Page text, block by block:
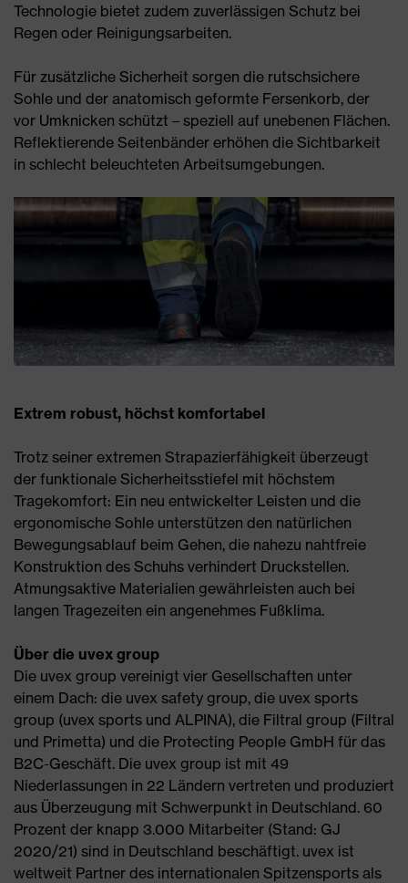
Technologie bietet zudem zuverlässigen Schutz bei
Regen oder Reinigungsarbeiten.
Für zusätzliche Sicherheit sorgen die rutschsichere
Sohle und der anatomisch geformte Fersenkorb, der
vor Umknicken schützt – speziell auf unebenen Flächen.
Reflektierende Seitenbänder erhöhen die Sichtbarkeit
in schlecht beleuchteten Arbeitsumgebungen.
Extrem robust, höchst komfortabel
Trotz seiner extremen Strapazierfähigkeit überzeugt
der funktionale Sicherheitsstiefel mit höchstem
Tragekomfort: Ein neu entwickelter Leisten und die
ergonomische Sohle unterstützen den natürlichen
Bewegungsablauf beim Gehen, die nahezu nahtfreie
Konstruktion des Schuhs verhindert Druckstellen.
Atmungsaktive Materialien gewährleisten auch bei
langen Tragezeiten ein angenehmes Fußklima.
Über die uvex group
Die uvex group vereinigt vier Gesellschaften unter
einem Dach: die uvex safety group, die uvex sports
group (uvex sports und ALPINA), die Filtral group (Filtral
und Primetta) und die Protecting People GmbH für das
B2C-Geschäft. Die uvex group ist mit 49
Niederlassungen in 22 Ländern vertreten und produziert
aus Überzeugung mit Schwerpunkt in Deutschland. 60
Prozent der knapp 3.000 Mitarbeiter (Stand: GJ
2020/21) sind in Deutschland beschäftigt. uvex ist
weltweit Partner des internationalen Spitzensports als